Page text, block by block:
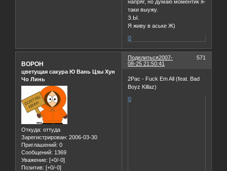
напряг, но думаю моментик я-
таки выужу.
З.Ы.
Я живу в аське Ж)
0
Поделиться 571
2007-
08-25 21:50:41
BOPOH
цветущая сакура Ю Вань Цзы Хун
Чо Линь
Откуда: оттуда
Зарегистрирован: 2006-03-30
Приглашений: 0
Сообщений: 1369
Уважение: [+0/-0]
Позитив: [+0/-0]
2Pac - Fuck Em All (feat. Bad
Boyz Killaz)
0